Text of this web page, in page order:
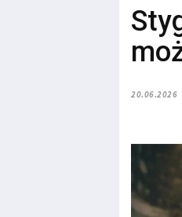
20.06.2026